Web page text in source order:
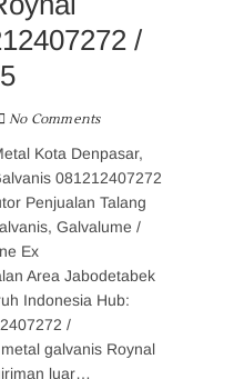
/
No Comments
Kota Denpasar,
081212407272
Penjualan Talang
Galvalume /
Ex
Area Jabodetabek
Indonesia Hub:
/
galvanis Roynal
luar…